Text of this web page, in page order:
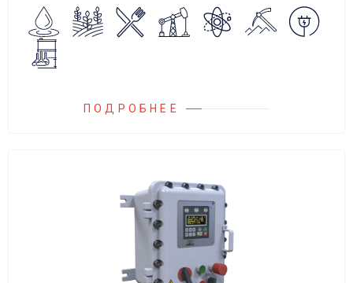
и суспензий. Фильтры устанавливаются
на всасывающих линиях дозировочных
насосных агрегатов и установок.
ПОДРОБНЕЕ